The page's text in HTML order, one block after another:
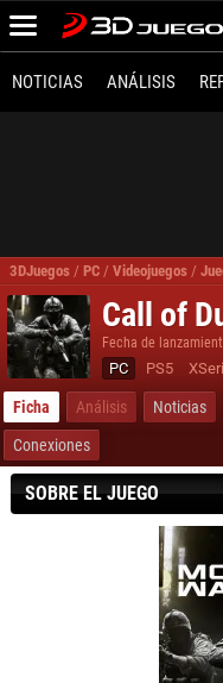
NOTICIAS ANÁLISIS
3DJuegos / PC / Videojuegos /
Call of
Fecha de
PC PS5
Ficha Análisis Noticias
Conexiones
SOBRE EL JUEGO